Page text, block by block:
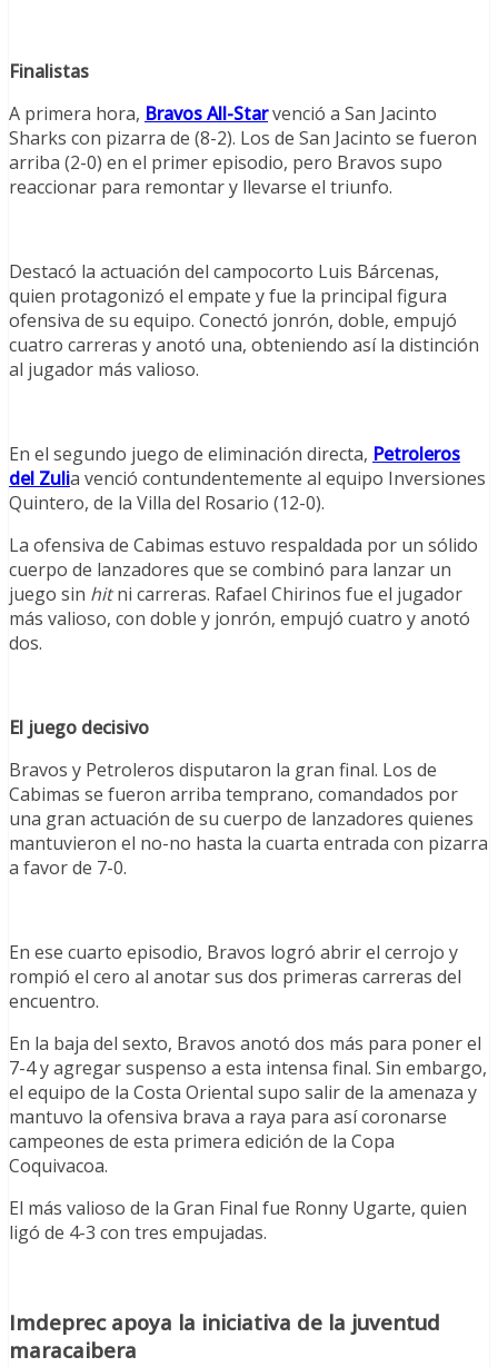
Finalistas
A primera hora, Bravos All-Starvenció a San Jacinto
Sharks con pizarra de (8-2). Los de San Jacinto se fueron
arriba (2-0) en el primer episodio, pero Bravos supo
reaccionar para remontar y llevarse el triunfo.
Destacó la actuación del campocorto Luis Bárcenas,
quien protagonizó el empate y fue la principal figura
ofensiva de su equipo. Conectó jonrón, doble, empujó
cuatro carreras y anotó una, obteniendo así la distinción
al jugador más valioso.
En el segundo juego de eliminación directa, Petroleros
del Zulia venció contundentemente al equipo Inversiones
Quintero, de la Villa del Rosario (12-0).
La ofensiva de Cabimas estuvo respaldada por un sólido
cuerpo de lanzadores que se combinó para lanzar un
juego sin hitni carreras. Rafael Chirinos fue el jugador
más valioso, con doble y jonrón, empujó cuatro y anotó
dos.
El juego decisivo
Bravos y Petroleros disputaron la gran final. Los de
Cabimas se fueron arriba temprano, comandados por
una gran actuación de su cuerpo de lanzadores quienes
mantuvieron el no-no hasta la cuarta entrada con pizarra
a favor de 7-0.
En ese cuarto episodio, Bravos logró abrir el cerrojo y
rompió el cero al anotar sus dos primeras carreras del
encuentro.
En la baja del sexto, Bravos anotó dos más para poner el
7-4 y agregar suspenso a esta intensa final. Sin embargo,
el equipo de la Costa Oriental supo salir de la amenaza y
mantuvo la ofensiva brava a raya para así coronarse
campeones de esta primera edición de la Copa
Coquivacoa.
El más valioso de la Gran Final fue Ronny Ugarte, quien
ligó de 4-3 con tres empujadas.
Imdeprec apoya la iniciativa de la juventud
maracaibera